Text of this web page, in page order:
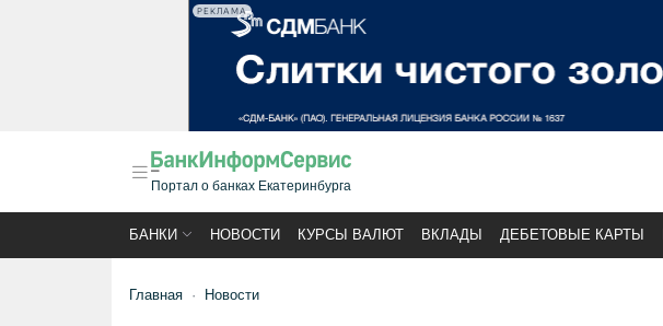
РЕКЛАМА
Портал о банках Екатеринбурга
БАНКИ НОВОСТИ КУРСЫ ВАЛЮТ ВКЛАДЫ ДЕБЕТОВЫЕ КАРТЫ
Главная Новости